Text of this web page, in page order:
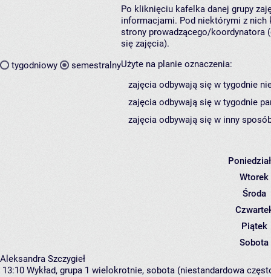
tygodniowy semestralny
Po kliknięciu kafelka danej grupy
informacjami. Pod niektórymi z nich
strony prowadzącego/koordynatora
się zajęcia).
Użyte na planie oznaczenia:
zajęcia odbywają się w tygodnie
zajęcia odbywają się w tygodnie
zajęcia odbywają się w inny
Wtorek
Środa
Piątek
Sobota
Aleksandra Szczygieł
13:10 Wykład, grupa 1 wielokrotnie, sobota (niestandardowa